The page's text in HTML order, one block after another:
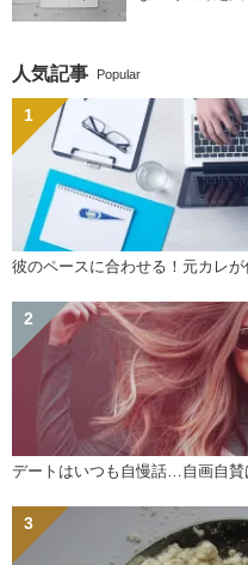
人気記事 Popular
彼のペースに合わせる！元カレ
デートはいつも自慢話…自画自賛